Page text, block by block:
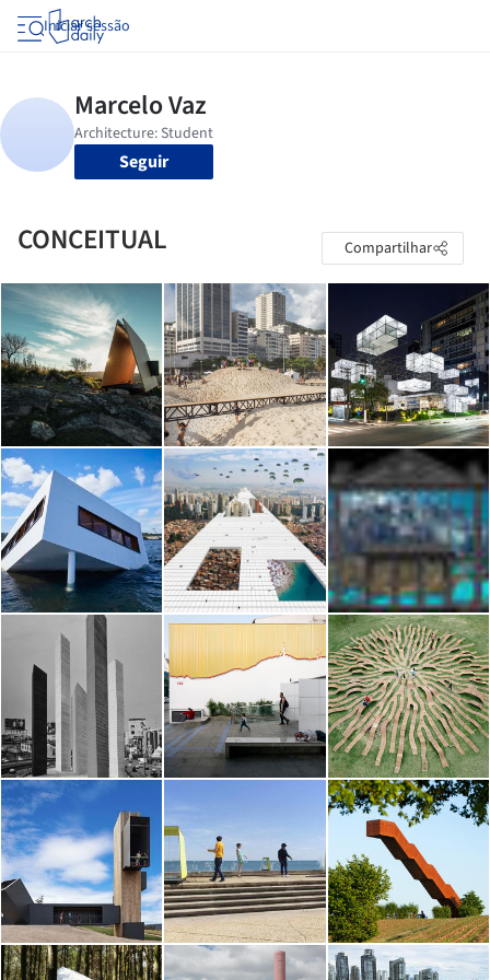
Iniciar sessão
Seguir
CONCEITUAL Compartilhar